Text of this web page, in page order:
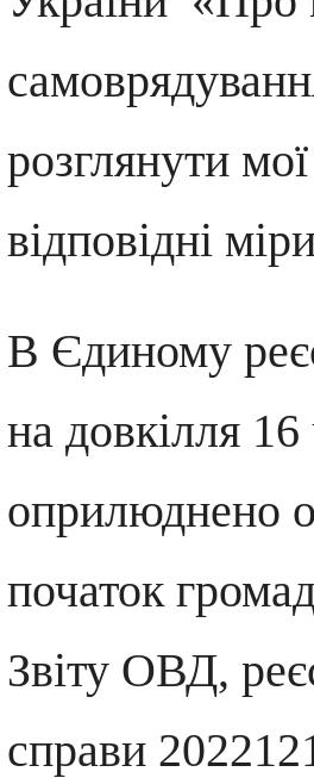
розглянути
відповідні
В Єдиному
на довкілля
оприлюднено
початок
Звіту ОВД,
справи